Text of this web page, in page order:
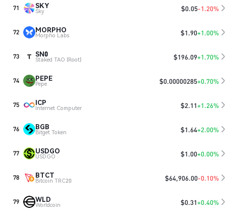
71 SKY
Sky $0.05-1.20%
72 MORPHO
Morpho Labs $1.90+1.00%
73 SN0
Staked TAO (Root) $196.09+1.70%
74 PEPE
Pepe $0.00000285+0.70%
75 ICP
Internet Computer $2.11+1.26%
76 BGB
Bitget Token $1.64+2.00%
77 USDGO
USDGO $1.00+0.00%
78 BTCT
Bitcoin TRC20 $64,906.00-0.10%
79 WLD
Worldcoin $0.31+0.40%